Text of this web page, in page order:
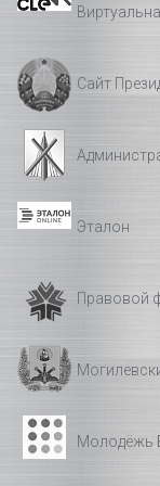
Сайт
Эталон
Правовой
Молодёжь